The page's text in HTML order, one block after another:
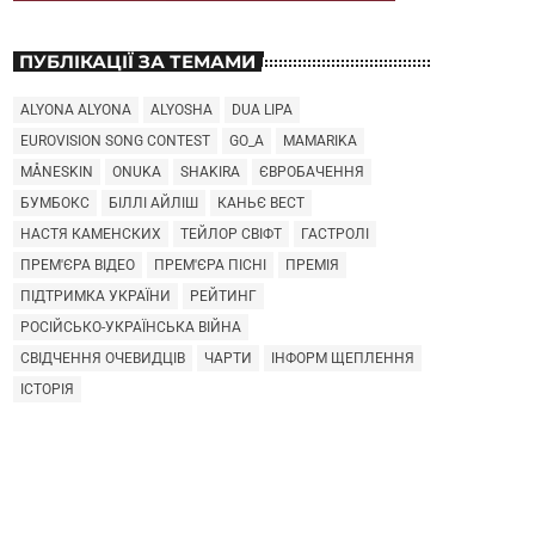
ПУБЛІКАЦІЇ ЗА ТЕМАМИ
ALYONA ALYONA ALYOSHA
DUA LIPA
EUROVISION SONG CONTEST
GO_A
MAMARIKA
MÅNESKIN
ONUKA SHAKIRA
ЄВРОБАЧЕННЯ
БУМБОКС
БІЛЛІ АЙЛІШ
КАНЬЄ ВЕСТ
НАСТЯ КАМЕНСКИХ
ТЕЙЛОР СВІФТ
ГАСТРОЛІ
ПРЕМ'ЄРА ВІДЕО
ПРЕМ'ЄРА ПІСНІ
ПРЕМІЯ
ПІДТРИМКА УКРАЇНИ
РЕЙТИНГ
РОСІЙСЬКО-УКРАЇНСЬКА ВІЙНА
СВІДЧЕННЯ ОЧЕВИДЦІВ
ЧАРТИ
ІНФОРМ ЩЕПЛЕННЯ
ІСТОРІЯ